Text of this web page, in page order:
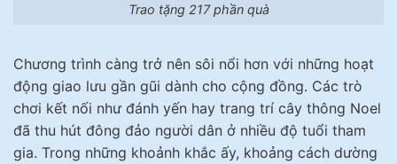
Trao tặng 217 phần quà
Chương trình càng trở nên sôi nổi hơn với những hoạt
động giao lưu gần gũi dành cho cộng đồng. Các trò
chơi kết nối như đánh yến hay trang trí cây thông Noel
đã thu hút đông đảo người dân ở nhiều độ tuổi tham
gia. Trong những khoảnh khắc ấy, khoảng cách dường